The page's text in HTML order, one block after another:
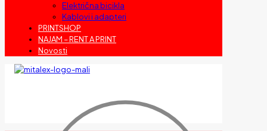
Električna bicikla
Kablovi i adapteri
PRINTSHOP
NAJAM – RENT A PRINT
Novosti